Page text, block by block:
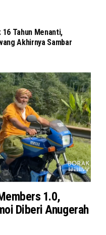
16 Tahun Menanti,
Akhirnya Sambar
1.0,
Diberi Anugerah